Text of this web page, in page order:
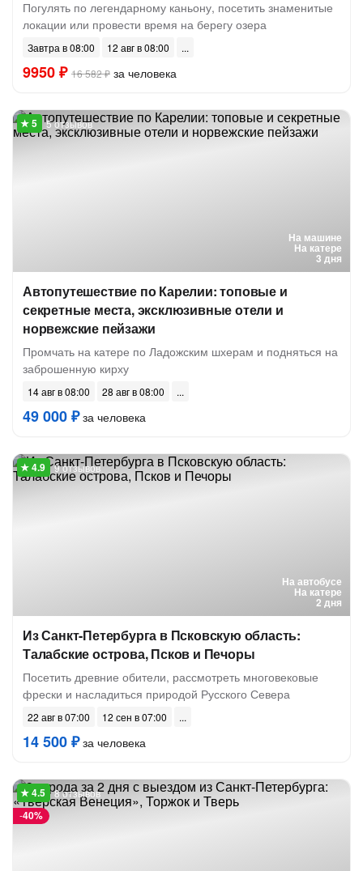
Погулять по легендарному каньону, посетить знаменитые
локации или провести время на берегу озера
Завтра в 08:00 12 авг в 08:00
9950 ₽ 16 582 ₽ за человека
На машине
На катере
3 дня
5 отзывов
Автопутешествие по Карелии: топовые и
секретные места, эксклюзивные отели и
норвежские пейзажи
Промчать на катере по Ладожским шхерам и подняться на
заброшенную кирху
14 авг в 08:00 28 авг в 08:00
49 000 ₽за человека
На автобусе
На катере
2 дня
9 отзывов
Из Санкт-Петербурга в Псковскую область:
Талабские острова, Псков и Печоры
Посетить древние обители, рассмотреть многовековые
фрески и насладиться природой Русского Севера
22 авг в 07:00 12 сен в 07:00
14 500 ₽за человека
-40%
8 отзывов